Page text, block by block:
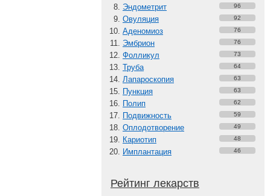
Эндометрит 96
Овуляция 92
Аденомиоз 76
Эмбрион 76
Фолликул 73
Труба 64
Лапароскопия 63
Пункция 63
Полип 62
Подвижность 59
Оплодотворение 49
Кариотип 48
Имплантация 46
Рейтинг лекарств